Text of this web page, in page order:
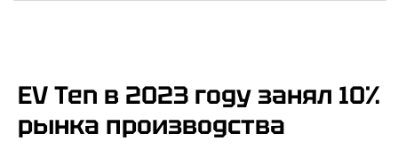
EV Ten в 2023 году занял 10%
рынка производства